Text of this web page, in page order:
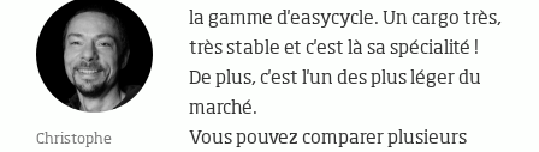
Christophe
la gamme d'easycycle. Un cargo très,
très stable et c'est là sa spécialité !
De plus, c'est l'un des plus léger du
marché.
Vous pouvez comparer plusieurs